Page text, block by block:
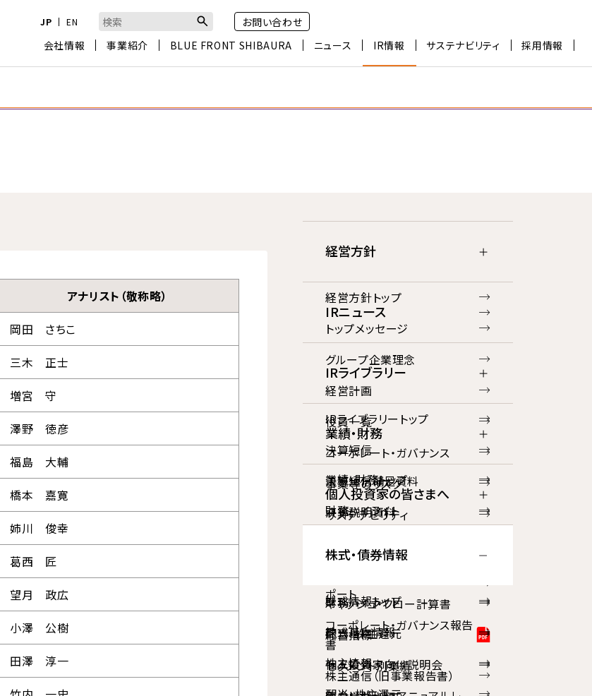
JP EN 検索キーワード入力
お問い合わせ
会社情報
事業紹介 BLUE FRONT SHIBAURA ニュース IR情報 サステナビリティ 採用情報
アナリスト（敬称略）
岡田 さちこ
三木 正士
増宮 守
澤野 徳彦
福島 大輔
橋本 嘉寛
姉川 俊幸
葛西 匠
望月 政広
小澤 公樹
田澤 淳一
経営方針
経営方針トップ
トップメッセージ
グループ企業理念
経営計画
役員一覧
コーポレート・ガバナンス
事業等のリスク
サステナビリティ
IRポリシー
IRニュース
IRライブラリー
IRライブラリートップ
決算短信
決算短信補足資料
決算説明資料
ポート
コーポレート・ガバナンス報告
書
株主通信（旧事業報告書）
業績・財務
業績・財務トップ
財務ハイライト
キャッシュ・フロー計算書
経営指標
セグメント別業績
個人投資家の皆さまへ
財務ハイライト
配当・株主還元
個人投資家向け説明会
株式・債券情報
株式情報トップ
株式基本情報
株主情報